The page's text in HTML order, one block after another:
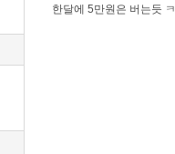
한달에 5만원은 버는듯 ㅋ